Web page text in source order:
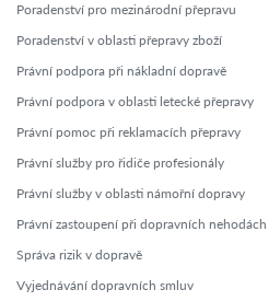
Poradenství pro mezinárodní přepravu
Poradenství v oblasti přepravy zboží
Právní podpora při nákladní dopravě
Právní podpora v oblasti letecké přepravy
Právní pomoc při reklamacích přepravy
Právní služby pro řidiče profesionály
Právní služby v oblasti námořní dopravy
Právní zastoupení při dopravních nehodách
Správa rizik v dopravě
Vyjednávání dopravních smluv